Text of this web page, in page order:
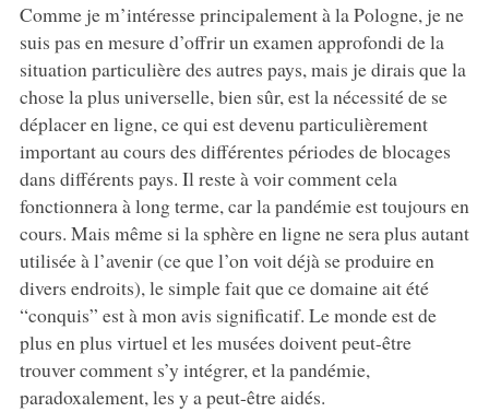
Comme je m’intéresse principalement à la Pologne, je ne
suis pas en mesure d’offrir un examen approfondi de la
situation particulière des autres pays, mais je dirais que la
chose la plus universelle, bien sûr, est la nécessité de se
déplacer en ligne, ce qui est devenu particulièrement
important au cours des différentes périodes de blocages
dans différents pays. Il reste à voir comment cela
fonctionnera à long terme, car la pandémie est toujours en
cours. Mais même si la sphère en ligne ne sera plus autant
utilisée à l’avenir (ce que l’on voit déjà se produire en
divers endroits), le simple fait que ce domaine ait été
“conquis” est à mon avis significatif. Le monde est de
plus en plus virtuel et les musées doivent peut-être
trouver comment s’y intégrer, et la pandémie,
paradoxalement, les y a peut-être aidés.